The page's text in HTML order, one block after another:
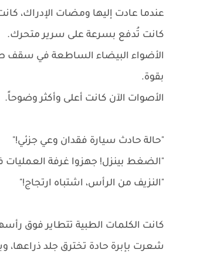
عندما عادت إليها ومضات الإدراك،
كانت تُدفع بسرعة على سرير متحرك.
الأضواء البيضاء الساطعة في سقف
بقوة.
الأصوات الآن كانت أعلى وأكثر وضوحاً.
"حالة حادث سيارة فقدان وعي جزئي!"
"الضغط بينزل! جهزوا غرفة العمليات
"النزيف من الرأس، اشتباه ارتجاج!"
كانت الكلمات الطبية تتطاير فوق
شعرت بإبرة حادة تخترق جلد